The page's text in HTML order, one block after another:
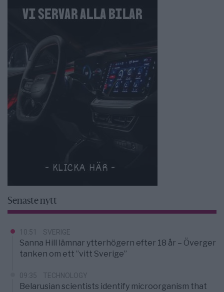
Senaste nytt
10:51 SVERIGE
Sanna Hill lämnar ytterhögern efter 18 år – Överger
tanken om ett ”vitt Sverige”
09:35 TECHNOLOGY
Belarusian scientists identify microorganism that